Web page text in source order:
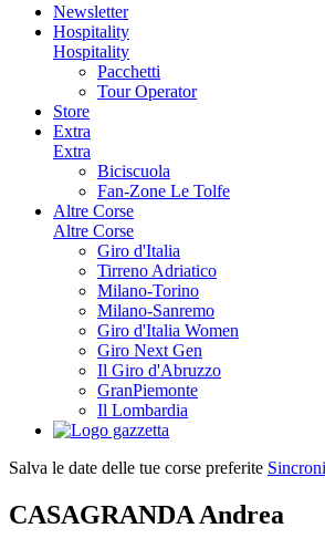
Newsletter
Hospitality
Hospitality
Pacchetti
Tour Operator
Store
Extra
Extra
Biciscuola
Fan-Zone Le Tolfe
Altre Corse
Altre Corse
Giro d'Italia
Tirreno Adriatico
Milano-Torino
Milano-Sanremo
Giro d'Italia Women
Giro Next Gen
Il Giro d'Abruzzo
GranPiemonte
Il Lombardia
Salva le date delle tue corse preferite
CASAGRANDA Andrea